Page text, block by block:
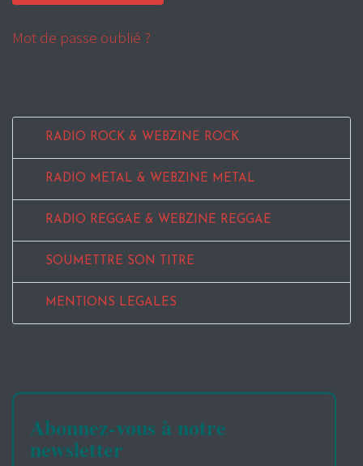
Mot de passe oublié ?
RADIO ROCK & WEBZINE ROCK
RADIO METAL & WEBZINE METAL
RADIO REGGAE & WEBZINE REGGAE
SOUMETTRE SON TITRE
MENTIONS LEGALES
Abonnez-vous à notre
newsletter